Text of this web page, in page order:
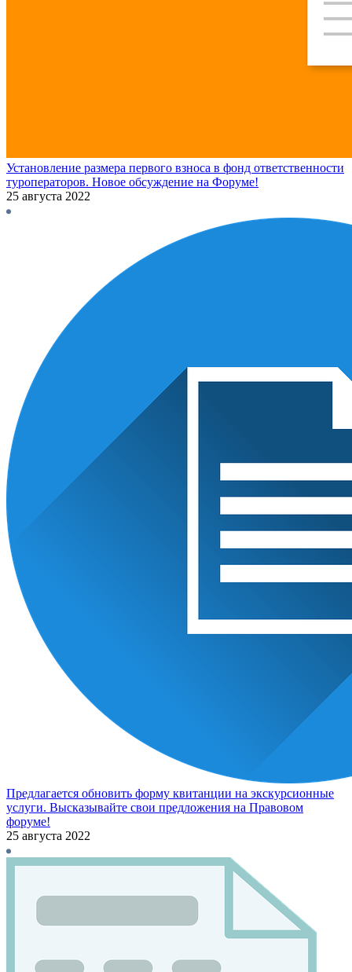
Установление размера первого взноса в фонд ответственности
туроператоров. Новое обсуждение на Форуме!
25 августа 2022
Предлагается обновить форму квитанции на экскурсионные
услуги. Высказывайте свои предложения на Правовом
форуме!
25 августа 2022